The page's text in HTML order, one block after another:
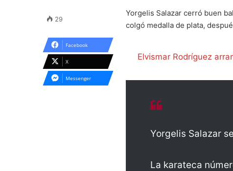
Yorgelis Salazar cerró buen
colgó medalla de plata,
Elvismar Rodríguez
Yorgelis Salazar
La karateca
29
Facebook
X
Messenger